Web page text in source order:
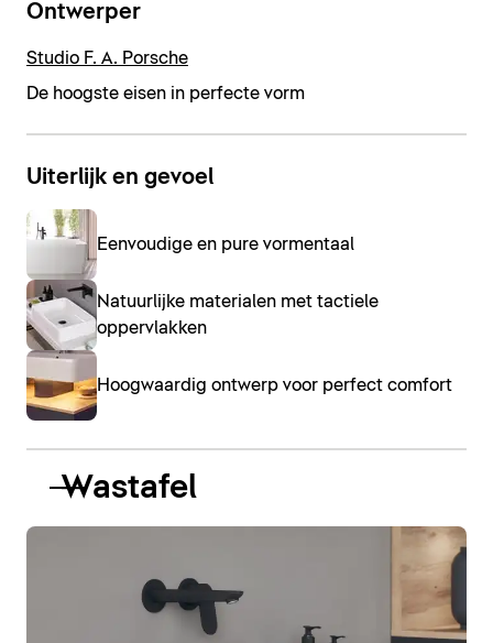
Ontwerper
Studio F. A. Porsche
De hoogste eisen in perfecte vorm
Uiterlijk en gevoel
Eenvoudige en pure vormentaal
Natuurlijke materialen met tactiele
oppervlakken
Hoogwaardig ontwerp voor perfect comfort
Wastafel